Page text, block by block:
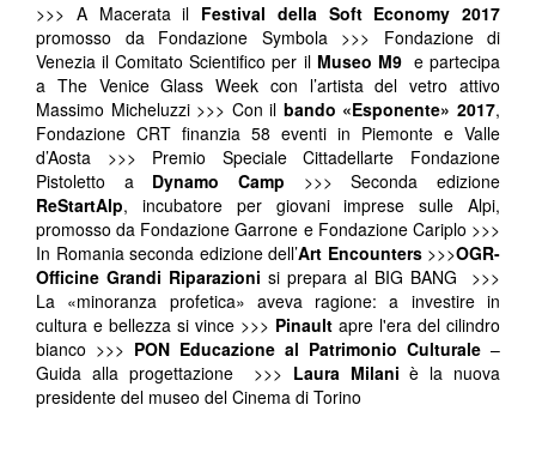
>>> A Macerata il Festival della Soft Economy 2017
promosso da Fondazione Symbola >>> Fondazione di
Venezia il Comitato Scientifico per il Museo M9e partecipa
a The Venice Glass Week con l’artista del vetro attivo
Massimo Micheluzzi >>> Con il bando «Esponente» 2017,
Fondazione CRT finanzia 58 eventi in Piemonte e Valle
d’Aosta >>> Premio Speciale Cittadellarte Fondazione
Pistoletto a Dynamo Camp >>> Seconda edizione
ReStartAlp, incubatore per giovani imprese sulle Alpi,
promosso da Fondazione Garrone e Fondazione Cariplo >>>
In Romania seconda edizione dell’Art Encounters>>>OGR-
Officine Grandi Riparazioni si prepara al BIG BANG >>>
La «minoranza profetica» aveva ragione: a investire in
cultura e bellezza si vince >>> Pinault apre l'era del cilindro
bianco >>> PON Educazione al Patrimonio Culturale –
Guida alla progettazione >>> Laura Milani è la nuova
presidente del museo del Cinema di Torino